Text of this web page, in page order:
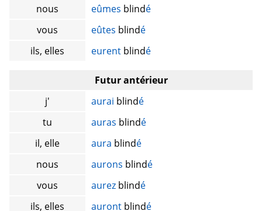
nous
eûmes blindé
vous
eûtes blindé
ils, elles
eurent blindé
Futur antérieur
j'
aurai blindé
tu
auras blindé
il, elle
aura blindé
nous
aurons blindé
vous
aurez blindé
ils, elles
auront blindé